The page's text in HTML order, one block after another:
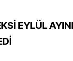
EYLÜL